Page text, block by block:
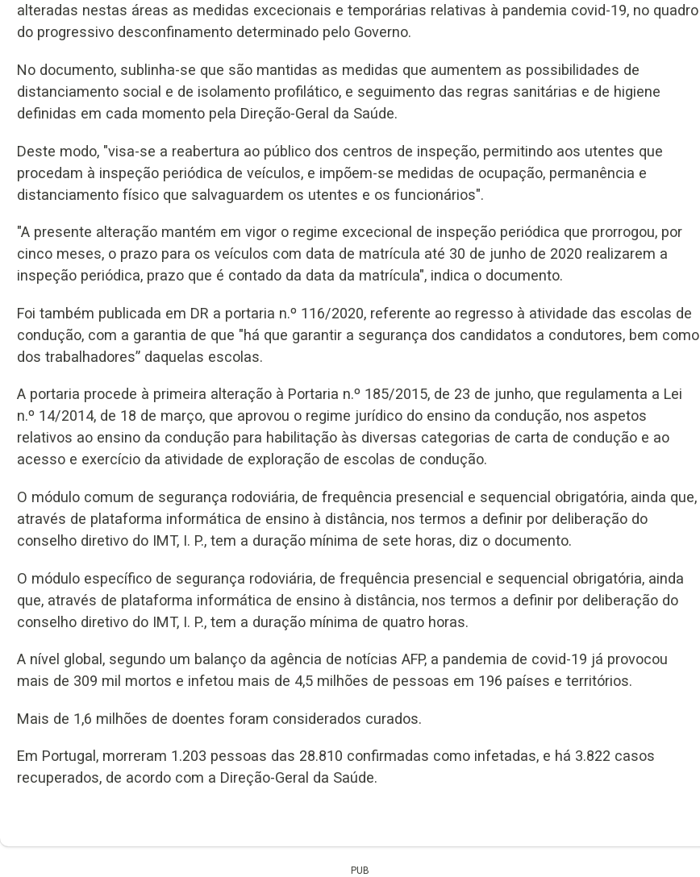
alteradas nestas áreas as medidas excecionais e temporárias relativas à pandemia covid-19, no quadro
do progressivo desconfinamento determinado pelo Governo.
No documento, sublinha-se que são mantidas as medidas que aumentem as possibilidades de
distanciamento social e de isolamento profilático, e seguimento das regras sanitárias e de higiene
definidas em cada momento pela Direção-Geral da Saúde.
Deste modo, "visa-se a reabertura ao público dos centros de inspeção, permitindo aos utentes que
procedam à inspeção periódica de veículos, e impõem-se medidas de ocupação, permanência e
distanciamento físico que salvaguardem os utentes e os funcionários".
"A presente alteração mantém em vigor o regime excecional de inspeção periódica que prorrogou, por
cinco meses, o prazo para os veículos com data de matrícula até 30 de junho de 2020 realizarem a
inspeção periódica, prazo que é contado da data da matrícula", indica o documento.
Foi também publicada em DR a portaria n.º 116/2020, referente ao regresso à atividade das escolas de
condução, com a garantia de que "há que garantir a segurança dos candidatos a condutores, bem como
dos trabalhadores” daquelas escolas.
A portaria procede à primeira alteração à Portaria n.º 185/2015, de 23 de junho, que regulamenta a Lei
n.º 14/2014, de 18 de março, que aprovou o regime jurídico do ensino da condução, nos aspetos
relativos ao ensino da condução para habilitação às diversas categorias de carta de condução e ao
acesso e exercício da atividade de exploração de escolas de condução.
O módulo comum de segurança rodoviária, de frequência presencial e sequencial obrigatória, ainda que,
através de plataforma informática de ensino à distância, nos termos a definir por deliberação do
conselho diretivo do IMT, I. P., tem a duração mínima de sete horas, diz o documento.
O módulo específico de segurança rodoviária, de frequência presencial e sequencial obrigatória, ainda
que, através de plataforma informática de ensino à distância, nos termos a definir por deliberação do
conselho diretivo do IMT, I. P., tem a duração mínima de quatro horas.
A nível global, segundo um balanço da agência de notícias AFP, a pandemia de covid-19 já provocou
mais de 309 mil mortos e infetou mais de 4,5 milhões de pessoas em 196 países e territórios.
Mais de 1,6 milhões de doentes foram considerados curados.
Em Portugal, morreram 1.203 pessoas das 28.810 confirmadas como infetadas, e há 3.822 casos
recuperados, de acordo com a Direção-Geral da Saúde.
PUB